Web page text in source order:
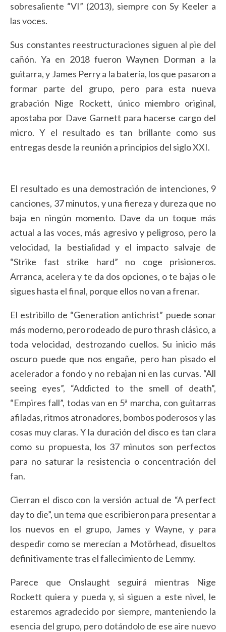
sobresaliente “VI” (2013), siempre con Sy Keeler a
las voces.
Sus constantes reestructuraciones siguen al pie del
cañón. Ya en 2018 fueron Waynen Dorman a la
guitarra, y James Perry a la batería, los que pasaron a
formar parte del grupo, pero para esta nueva
grabación Nige Rockett, único miembro original,
apostaba por Dave Garnett para hacerse cargo del
micro. Y el resultado es tan brillante como sus
entregas desde la reunión a principios del siglo XXI.
El resultado es una demostración de intenciones, 9
canciones, 37 minutos, y una fiereza y dureza que no
baja en ningún momento. Dave da un toque más
actual a las voces, más agresivo y peligroso, pero la
velocidad, la bestialidad y el impacto salvaje de
“Strike fast strike hard” no coge prisioneros.
Arranca, acelera y te da dos opciones, o te bajas o le
sigues hasta el final, porque ellos no van a frenar.
El estribillo de “Generation antichrist” puede sonar
más moderno, pero rodeado de puro thrash clásico, a
toda velocidad, destrozando cuellos. Su inicio más
oscuro puede que nos engañe, pero han pisado el
acelerador a fondo y no rebajan ni en las curvas. “All
seeing eyes”, “Addicted to the smell of death”,
“Empires fall”, todas van en 5ª marcha, con guitarras
afiladas, ritmos atronadores, bombos poderosos y las
cosas muy claras. Y la duración del disco es tan clara
como su propuesta, los 37 minutos son perfectos
para no saturar la resistencia o concentración del
fan.
Cierran el disco con la versión actual de “A perfect
day to die”, un tema que escribieron para presentar a
los nuevos en el grupo, James y Wayne, y para
despedir como se merecían a Motörhead, disueltos
definitivamente tras el fallecimiento de Lemmy.
Parece que Onslaught seguirá mientras Nige
Rockett quiera y pueda y, si siguen a este nivel, le
estaremos agradecido por siempre, manteniendo la
esencia del grupo, pero dotándolo de ese aire nuevo